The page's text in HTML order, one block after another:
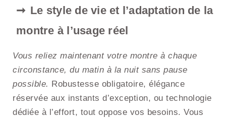
Le style de vie et l’adaptation de la
montre à l’usage réel
Vous reliez maintenant votre montre à chaque
circonstance, du matin à la nuit sans pause
possible. Robustesse obligatoire, élégance
réservée aux instants d’exception, ou technologie
dédiée à l’effort, tout oppose vos besoins. Vous